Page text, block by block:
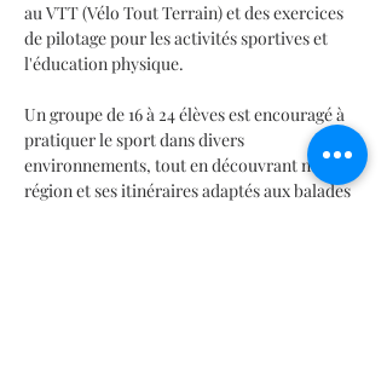
au VTT (Vélo Tout Terrain) et des exercices
de pilotage pour les activités sportives et
l'éducation physique.
Un groupe de 16 à 24 élèves est encouragé à
pratiquer le sport dans divers
environnements, tout en découvrant notre
région et ses itinéraires adaptés aux balades